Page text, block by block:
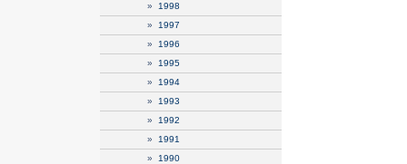
» 1998
» 1997
» 1996
» 1995
» 1994
» 1993
» 1992
» 1991
» 1990